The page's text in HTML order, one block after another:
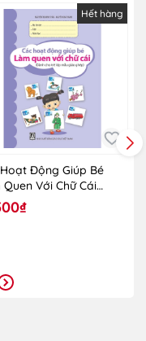
Hết hàng
Động Giúp Bé
Quen Với Chữ Cái
Cho Trẻ Lớp Mẫu